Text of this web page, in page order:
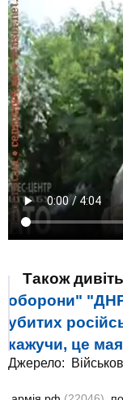
Також
оборони"
убитих
кажучи, це
Джерело: